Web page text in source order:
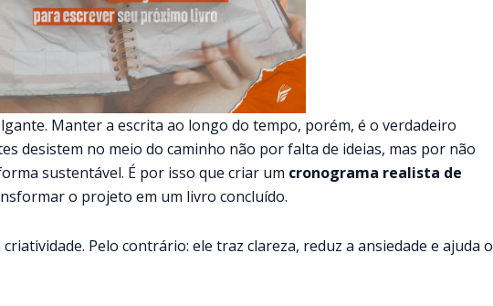
Manter a escrita ao longo do tempo, porém, é o verdadeiro
desistem no meio do caminho não por falta de ideias, mas por não
sustentável. É por isso que criar um cronograma realista de
o projeto em um livro concluído.
Pelo contrário: ele traz clareza, reduz a ansiedade e ajuda o